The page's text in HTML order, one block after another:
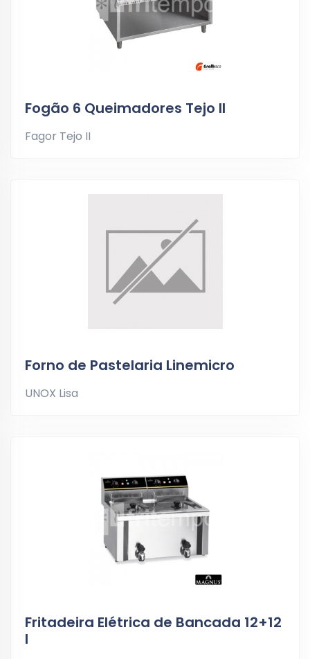
Fogão 6 Queimadores Tejo II
Fagor Tejo II
Forno de Pastelaria Linemicro
UNOX Lisa
Fritadeira Elétrica de Bancada 12+12
l